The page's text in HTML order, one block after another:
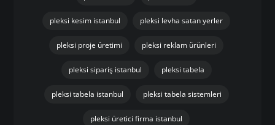
pleksi kesim istanbul pleksi levha satan yerler
pleksi proje üretimi pleksi reklam ürünleri
pleksi sipariş istanbul pleksi tabela
pleksi tabela istanbul pleksi tabela sistemleri
pleksi üretici firma istanbul